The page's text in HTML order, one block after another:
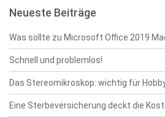
Neueste Beiträge
Was sollte zu Microsoft Office 2019
Schnell und problemlos!
Das Stereomikroskop: wichtig für
Eine Sterbeversicherung deckt die